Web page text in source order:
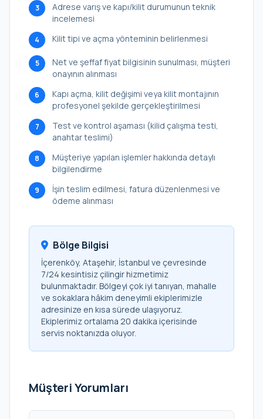
3
Adrese varış ve kapı/kilit durumunun teknik
incelemesi
4 Kilit tipi ve açma yönteminin belirlenmesi
5
Net ve şeffaf fiyat bilgisinin sunulması, müşteri
onayının alınması
6
Kapı açma, kilit değişimi veya kilit montajının
profesyonel şekilde gerçekleştirilmesi
7
Test ve kontrol aşaması (kilid çalışma testi,
anahtar teslimi)
8
Müşteriye yapılan işlemler hakkında detaylı
bilgilendirme
9
İşin teslim edilmesi, fatura düzenlenmesi ve
ödeme alınması
Bölge Bilgisi
İçerenköy, Ataşehir, İstanbul ve çevresinde
7/24 kesintisiz çilingir hizmetimiz
bulunmaktadır. Bölgeyi çok iyi tanıyan, mahalle
ve sokaklara hâkim deneyimli ekiplerimizle
adresinize en kısa sürede ulaşıyoruz.
Ekiplerimiz ortalama 20 dakika içerisinde
servis noktanızda oluyor.
Müşteri Yorumları